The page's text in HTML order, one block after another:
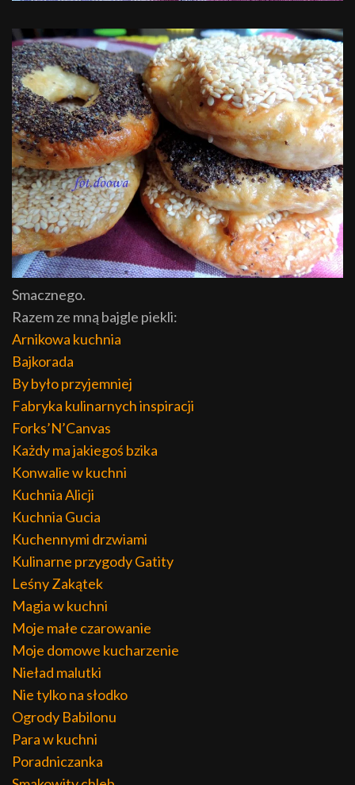
Smacznego.
Razem ze mną bajgle piekli:
Arnikowa kuchnia
Bajkorada
By było przyjemniej
Fabryka kulinarnych inspiracji
Forks’N’Canvas
Każdy ma jakiegoś bzika
Konwalie w kuchni
Kuchnia Alicji
Kuchnia Gucia
Kuchennymi drzwiami
Kulinarne przygody Gatity
Leśny Zakątek
Magia w kuchni
Moje małe czarowanie
Moje domowe kucharzenie
Nieład malutki
Nie tylko na słodko
Ogrody Babilonu
Para w kuchni
Poradniczanka